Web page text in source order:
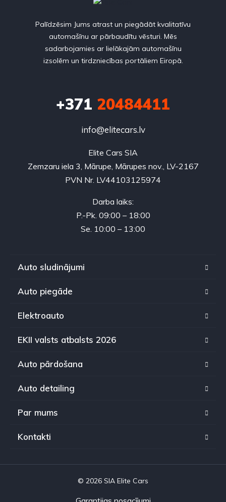
Palīdzēsim Jums atrast un piegādāt kvalitatīvu
automašīnu ar pārbaudītu vēsturi. Mēs
sadarbojamies ar lielākajām automašīnu
izsolēm un tirdzniecības portāliem Eiropā.
+371 20484411
info@elitecars.lv
Elite Cars SIA
Zemzaru iela 3, Mārupe, Mārupes nov., LV-2167
PVN Nr. LV44103125974
Darba laiks:
P.-Pk. 09:00 – 18:00
Se. 10:00 – 13:00
Auto sludinājumi
Auto piegāde
Elektroauto
EKII valsts atbalsts 2026
Auto pārdošana
Auto detailing
Par mums
Kontakti
© 2026 SIA Elite Cars